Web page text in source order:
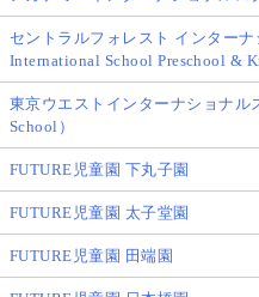
セントラルフォレスト インター
International School Preschool &
東京ウエストインターナショナル
School）
FUTURE児童園 下丸子園
FUTURE児童園 太子堂園
FUTURE児童園 田端園